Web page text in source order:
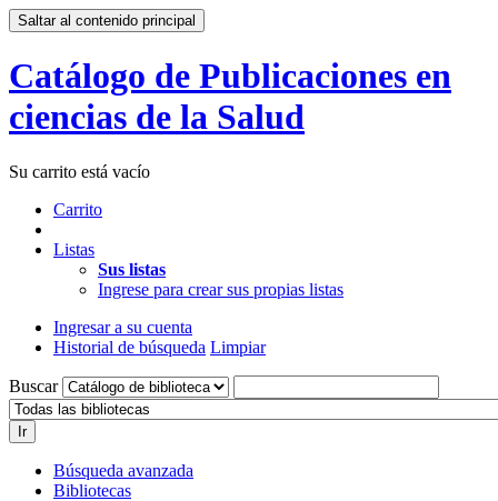
Saltar al contenido principal
Catálogo de Publicaciones en
ciencias de la Salud
Su carrito está vacío
Carrito
Listas
Sus listas
Ingrese para crear sus propias listas
Ingresar a su cuenta
Historial de búsqueda Limpiar
Buscar
Ir
Búsqueda avanzada
Bibliotecas